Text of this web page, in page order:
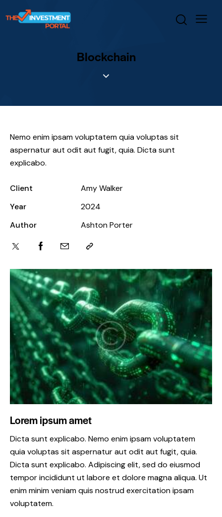
Blockchain
Nemo enim ipsam voluptatem quia voluptas sit
aspernatur aut odit aut fugit, quia. Dicta sunt
explicabo.
Client
Amy Walker
Year
2024
Author
Ashton Porter
Lorem ipsum amet
Dicta sunt explicabo. Nemo enim ipsam voluptatem
quia voluptas sit aspernatur aut odit aut fugit, quia.
Dicta sunt explicabo. Adipiscing elit, sed do eiusmod
tempor incididunt ut labore et dolore magna aliqua. Ut
enim minim veniam quis nostrud exercitation ipsam
voluptatem.